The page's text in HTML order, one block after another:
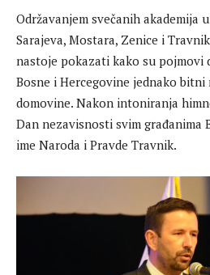
Održavanjem svečanih akademija
Sarajeva, Mostara, Zenice i
nastoje pokazati kako su pojmovi
Bosne i Hercegovine jednako bitni
domovine. Nakon intoniranja
Dan nezavisnosti svim građanima
ime Naroda i Pravde Travnik.